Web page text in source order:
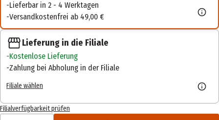
Lieferbar in 2 - 4 Werktagen
Versandkostenfrei ab 49,00 €
Lieferung in die Filiale
Kostenlose Lieferung
Zahlung bei Abholung in der Filiale
Filiale wählen
Filialverfügbarkeit prüfen